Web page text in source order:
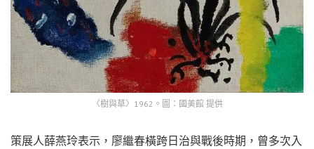
〈樹與草〉1962。圖：國美館 提供
策展人薛燕玲表示，廖繼春橫跨日治與戰後時期，曾多次入